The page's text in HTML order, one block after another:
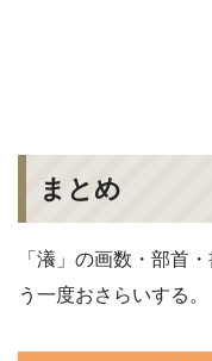
まとめ
「瀁」の画数・部首
う一度おさらいする。